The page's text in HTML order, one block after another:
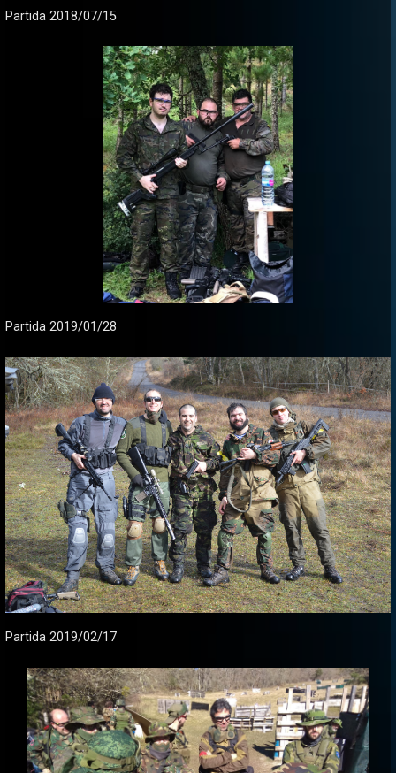
Partida 2018/07/15
Partida 2019/01/28
Partida 2019/02/17